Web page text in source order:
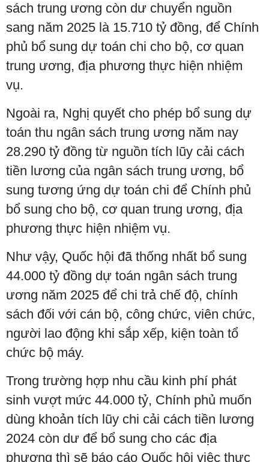
sách trung ương còn dư chuyển nguồn
sang năm 2025 là 15.710 tỷ đồng, để Chính
phủ bổ sung dự toán chi cho bộ, cơ quan
trung ương, địa phương thực hiện nhiệm
vụ.
Ngoài ra, Nghị quyết cho phép bổ sung dự
toán thu ngân sách trung ương năm nay
28.290 tỷ đồng từ nguồn tích lũy cải cách
tiền lương của ngân sách trung ương, bổ
sung tương ứng dự toán chi để Chính phủ
bổ sung cho bộ, cơ quan trung ương, địa
phương thực hiện nhiệm vụ.
Như vậy, Quốc hội đã thống nhất bổ sung
44.000 tỷ đồng dự toán ngân sách trung
ương năm 2025 để chi trả chế độ, chính
sách đối với cán bộ, công chức, viên chức,
người lao động khi sắp xếp, kiện toàn tổ
chức bộ máy.
Trong trường hợp nhu cầu kinh phí phát
sinh vượt mức 44.000 tỷ, Chính phủ muốn
dùng khoản tích lũy chi cải cách tiền lương
2024 còn dư để bổ sung cho các địa
phương thì sẽ báo cáo Quốc hội việc thực